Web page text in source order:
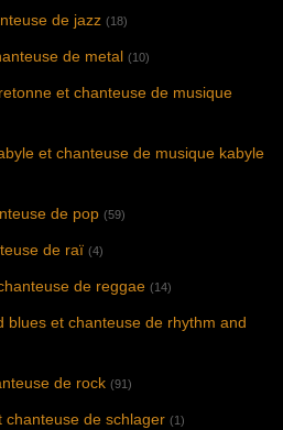
de jazz (18)
de metal (10)
et chanteuse de musique
et chanteuse de musique kabyle
de pop (59)
de raï (4)
de reggae (14)
blues et chanteuse de rhythm and
de rock (91)
chanteuse de schlager (1)